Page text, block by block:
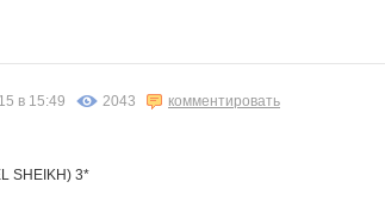
в 15:49 2043 комментировать
SHEIKH) 3*